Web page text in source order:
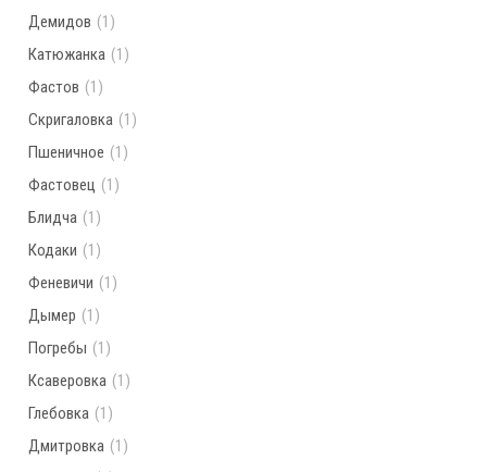
Демидов (1)
Катюжанка (1)
Фастов (1)
Скригаловка (1)
Пшеничное (1)
Фастовец (1)
Блидча (1)
Кодаки (1)
Феневичи (1)
Дымер (1)
Погребы (1)
Ксаверовка (1)
Глебовка (1)
Дмитровка (1)